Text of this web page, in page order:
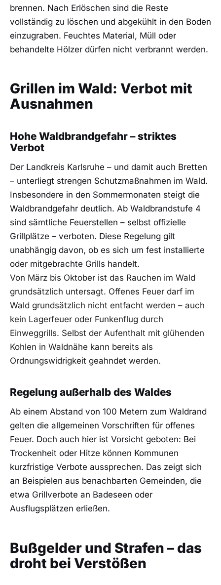
brennen. Nach Erlöschen sind die Reste
vollständig zu löschen und abgekühlt in den Boden
einzugraben. Feuchtes Material, Müll oder
behandelte Hölzer dürfen nicht verbrannt werden.
Grillen im Wald: Verbot mit
Ausnahmen
Hohe Waldbrandgefahr – striktes
Verbot
Der Landkreis Karlsruhe – und damit auch Bretten
– unterliegt strengen Schutzmaßnahmen im Wald.
Insbesondere in den Sommermonaten steigt die
Waldbrandgefahr deutlich. Ab Waldbrandstufe 4
sind sämtliche Feuerstellen – selbst offizielle
Grillplätze – verboten. Diese Regelung gilt
unabhängig davon, ob es sich um fest installierte
oder mitgebrachte Grills handelt.
Von März bis Oktober ist das Rauchen im Wald
grundsätzlich untersagt. Offenes Feuer darf im
Wald grundsätzlich nicht entfacht werden – auch
kein Lagerfeuer oder Funkenflug durch
Einweggrills. Selbst der Aufenthalt mit glühenden
Kohlen in Waldnähe kann bereits als
Ordnungswidrigkeit geahndet werden.
Regelung außerhalb des Waldes
Ab einem Abstand von 100 Metern zum Waldrand
gelten die allgemeinen Vorschriften für offenes
Feuer. Doch auch hier ist Vorsicht geboten: Bei
Trockenheit oder Hitze können Kommunen
kurzfristige Verbote aussprechen. Das zeigt sich
an Beispielen aus benachbarten Gemeinden, die
etwa Grillverbote an Badeseen oder
Ausflugsplätzen erließen.
Bußgelder und Strafen – das
droht bei Verstößen